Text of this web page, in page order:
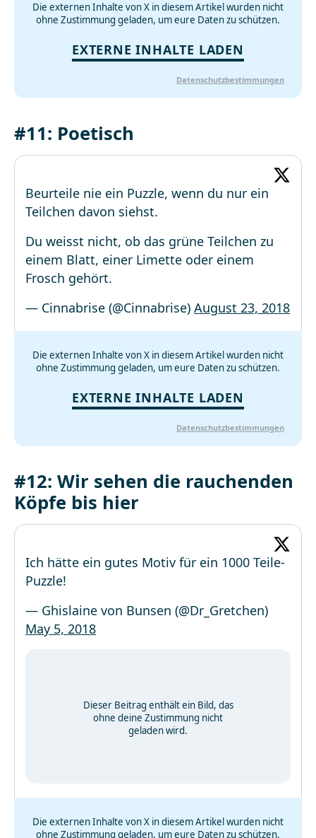
Die externen Inhalte von X in diesem Artikel wurden nicht
ohne Zustimmung geladen, um eure Daten zu schützen.
EXTERNE INHALTE LADEN
Datenschutzbestimmungen
#11: Poetisch
Beurteile nie ein Puzzle, wenn du nur ein
Teilchen davon siehst.
Du weisst nicht, ob das grüne Teilchen zu
einem Blatt, einer Limette oder einem
Frosch gehört.
— Cinnabrise (@Cinnabrise) August 23, 2018
Die externen Inhalte von X in diesem Artikel wurden nicht
ohne Zustimmung geladen, um eure Daten zu schützen.
EXTERNE INHALTE LADEN
Datenschutzbestimmungen
#12: Wir sehen die rauchenden
Köpfe bis hier
Ich hätte ein gutes Motiv für ein 1000 Teile-
Puzzle!
— Ghislaine von Bunsen (@Dr_Gretchen)
May 5, 2018
Dieser Beitrag enthält ein Bild, das
ohne deine Zustimmung nicht
geladen wird.
Die externen Inhalte von X in diesem Artikel wurden nicht
ohne Zustimmung geladen, um eure Daten zu schützen.